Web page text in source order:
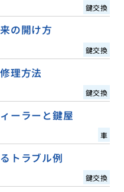
鍵交換
の開け方
鍵交換
理方法
鍵交換
ーラーと鍵屋
車
トラブル例
鍵交換